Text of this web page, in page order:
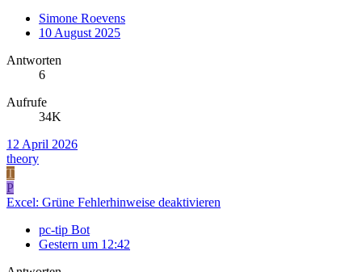
Simone Roevens
10 August 2025
Antworten
6
Aufrufe
34K
12 April 2026
theory
T
P
Excel: Grüne Fehlerhinweise deaktivieren
pc-tip Bot
Gestern um 12:42